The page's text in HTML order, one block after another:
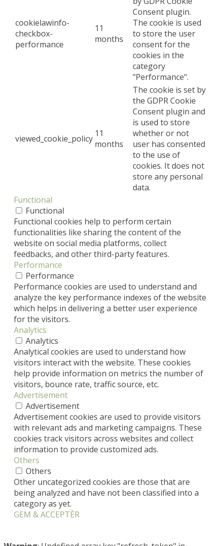
cookielawinfo-
checkbox-
performance
11
months
Consent plugin.
The cookie is used
to store the user
consent for the
cookies in the
category
"Performance".
viewed_cookie_policy 11
months
The cookie is set by
the GDPR Cookie
Consent plugin and
is used to store
whether or not
user has consented
to the use of
cookies. It does not
store any personal
data.
Functional
Functional
Functional cookies help to perform certain
functionalities like sharing the content of the
website on social media platforms, collect
feedbacks, and other third-party features.
Performance
Performance
Performance cookies are used to understand and
analyze the key performance indexes of the website
which helps in delivering a better user experience
for the visitors.
Analytics
Analytics
Analytical cookies are used to understand how
visitors interact with the website. These cookies
help provide information on metrics the number of
visitors, bounce rate, traffic source, etc.
Advertisement
Advertisement
Advertisement cookies are used to provide visitors
with relevant ads and marketing campaigns. These
cookies track visitors across websites and collect
information to provide customized ads.
Others
Others
Other uncategorized cookies are those that are
being analyzed and have not been classified into a
category as yet.
GEM & ACCEPTÈR